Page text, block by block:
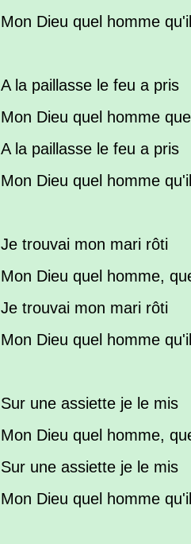
Mon Dieu quel homme
A la paillasse le feu a pris
Mon Dieu quel homme
A la paillasse le feu a pris
Mon Dieu quel homme
Je trouvai mon mari rôti
Mon Dieu quel homme,
Je trouvai mon mari rôti
Mon Dieu quel homme
Sur une assiette je le mis
Mon Dieu quel homme,
Sur une assiette je le mis
Mon Dieu quel homme